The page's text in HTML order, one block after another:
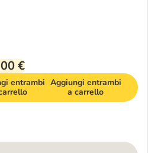
€
entrambi Aggiungi entrambi
a carrello